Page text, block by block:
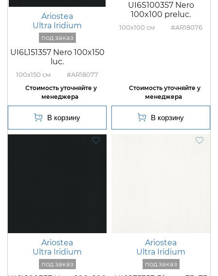
Ariostea
Ultra Iridium
UI6L151357 Nero 100x150
luc.
100x150 #AR18077
UI6S100357 Nero
100x100 preluc.
100x100 #AR18076
Ariostea
Ultra Iridium
Ariostea
Ultra Iridium